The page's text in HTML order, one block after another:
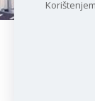
Copyright ©